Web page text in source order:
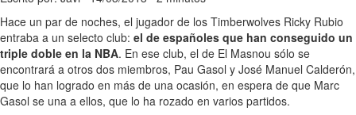
Hace un par de noches, el jugador de los Timberwolves Ricky Rubio
entraba a un selecto club: el de españoles que han conseguido un
triple doble en la NBA. En ese club, el de El Masnou sólo se
encontrará a otros dos miembros, Pau Gasol y José Manuel Calderón,
que lo han logrado en más de una ocasión, en espera de que Marc
Gasol se una a ellos, que lo ha rozado en varios partidos.